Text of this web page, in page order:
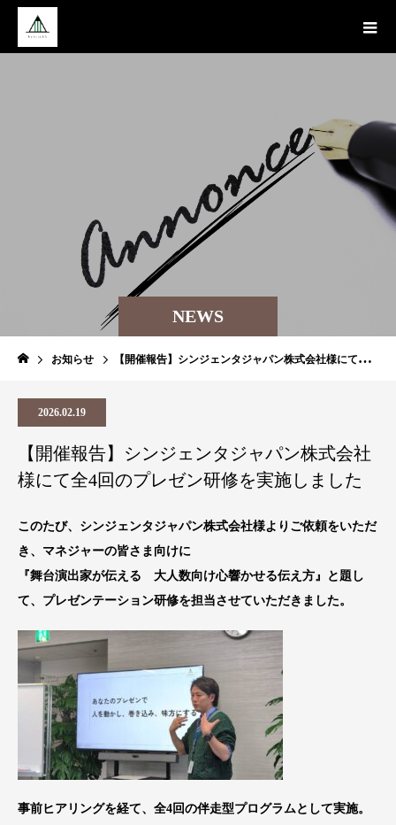
NEWS
お知らせ 【開催報告】シンジェンタジャパン株式会社様にて全4回のプレゼン研修を実施しました
2026.02.19
【開催報告】シンジェンタジャパン株式会社
様にて全4回のプレゼン研修を実施しました
このたび、シンジェンタジャパン株式会社様よりご依頼をいただ
き、マネジャーの皆さま向けに
『舞台演出家が伝える 大人数向け心響かせる伝え方』と題し
て、プレゼンテーション研修を担当させていただきました。
事前ヒアリングを経て、全4回の伴走型プログラムとして実施。